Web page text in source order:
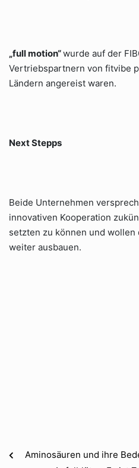
„full motion“wurde auf der
Vertriebspartnern von fitvibe
Ländern angereist waren.
Next Stepps
Beide Unternehmen
innovativen Kooperation
setzten zu können und
weiter ausbauen.
Aminosäuren und ihre